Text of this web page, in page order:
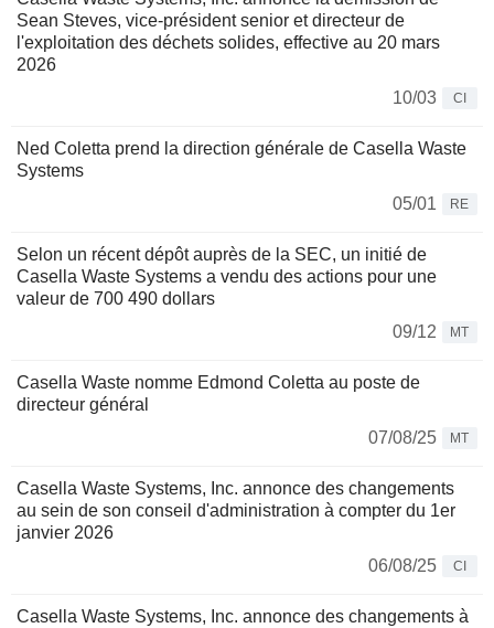
Sean Steves, vice-président senior et directeur de
l'exploitation des déchets solides, effective au 20 mars
2026
10/03
CI
Ned Coletta prend la direction générale de Casella Waste
Systems
05/01
RE
Selon un récent dépôt auprès de la SEC, un initié de
Casella Waste Systems a vendu des actions pour une
valeur de 700 490 dollars
09/12
MT
Casella Waste nomme Edmond Coletta au poste de
directeur général
07/08/25
MT
Casella Waste Systems, Inc. annonce des changements
au sein de son conseil d'administration à compter du 1er
janvier 2026
06/08/25
CI
Casella Waste Systems, Inc. annonce des changements à